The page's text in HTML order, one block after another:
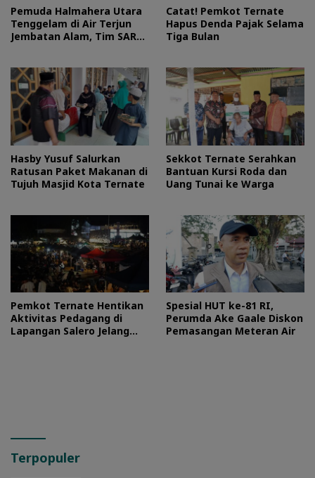
Pemuda Halmahera Utara
Tenggelam di Air Terjun
Jembatan Alam, Tim SAR
Catat! Pemkot Ternate
Hapus Denda Pajak Selama
Tiga Bulan
Hasby Yusuf Salurkan
Ratusan Paket Makanan di
Tujuh Masjid Kota Ternate
Sekkot Ternate Serahkan
Bantuan Kursi Roda dan
Uang Tunai ke Warga
Pemkot Ternate Hentikan
Aktivitas Pedagang di
Lapangan Salero Jelang
Spesial HUT ke-81 RI,
Perumda Ake Gaale Diskon
Pemasangan Meteran Air
Terpopuler